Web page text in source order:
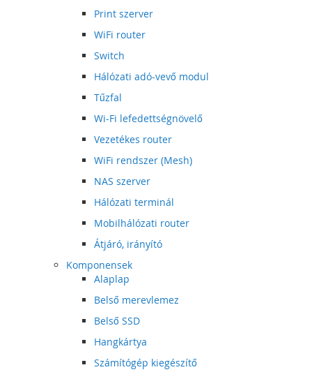
Print szerver
WiFi router
Switch
Hálózati adó-vevő modul
Tűzfal
Wi-Fi lefedettségnövelő
Vezetékes router
WiFi rendszer (Mesh)
NAS szerver
Hálózati terminál
Mobilhálózati router
Átjáró, irányító
Komponensek
Alaplap
Belső merevlemez
Belső SSD
Hangkártya
Számítógép kiegészítő